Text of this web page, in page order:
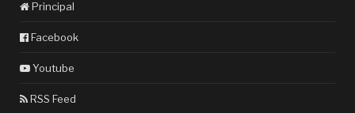
Principal
Facebook
Youtube
RSS Feed